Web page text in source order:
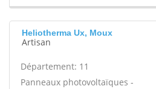
Heliotherma Ux, Moux
Artisan
Département: 11
Panneaux photovoltaïques -